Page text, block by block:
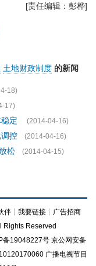
[责任编辑：彭桦]
土地财政制度 的新闻
18)
17)
定
(2014-04-16)
控
(2014-04-16)
松
(2014-04-15)
伴 ┊ 我要链接 ┊ 广告招商
Rights Reserved
备19048227号 京公网安备
广播电视节目